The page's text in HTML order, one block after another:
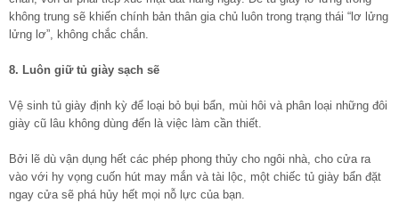
không trung sẽ khiến chính bản thân gia chủ luôn trong trạng thái “lơ lửng
lửng lơ”, không chắc chắn.
8. Luôn giữ tủ giày sạch sẽ
Vệ sinh tủ giày định kỳ để loại bỏ bụi bẩn, mùi hôi và phân loại những đôi
giày cũ lâu không dùng đến là việc làm cần thiết.
Bởi lẽ dù vận dụng hết các phép phong thủy cho ngôi nhà, cho cửa ra
vào với hy vọng cuốn hút may mắn và tài lộc, một chiếc tủ giày bẩn đặt
ngay cửa sẽ phá hủy hết mọi nỗ lực của bạn.